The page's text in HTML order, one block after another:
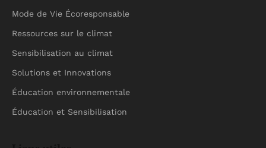
Mode de Vie Écoresponsable
Ressources sur le climat
Sensibilisation au climat
Solutions et Innovations
Éducation environnementale
Éducation et Sensibilisation